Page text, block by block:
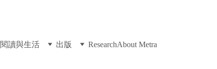
閱讀與生活 出版 ResearchAbout Metra